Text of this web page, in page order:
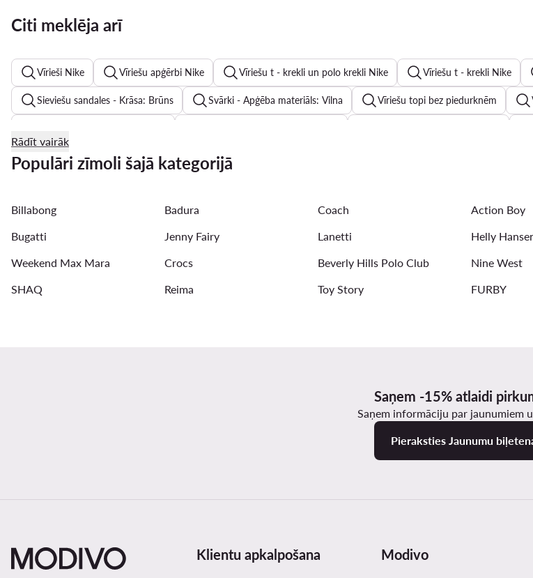
Citi meklēja arī
Vīrieši Nike Vīriešu apģērbi Nike Vīriešu t - krekli un polo krekli Nike Vīriešu t - krekli Nike
Sieviešu sandales - Krāsa: Brūns Svārki - Apģēba materiāls: Vilna Vīriešu topi bez piedurknēm
Sieviešu peldkostīmi Roxy Vīriešu bikses - Apģēba materiāls: Vilna
Vīriešu auduma šorti - Krāsa: Melns Meiteņu sandales - Krāsa: Tumši zils
Rādīt vairāk
Populāri zīmoli šajā kategorijā
Billabong Badura Coach Action Boy
Bugatti
Jenny Fairy Lanetti Helly
Weekend Max Mara
Crocs Beverly Hills Polo Club Nine West
SHAQ
Reima Toy Story FURBY
Saņem -15% atlaidi
Saņem informāciju par jaunumiem
Pieraksties Jaunumu
Klientu apkalpošana Modivo